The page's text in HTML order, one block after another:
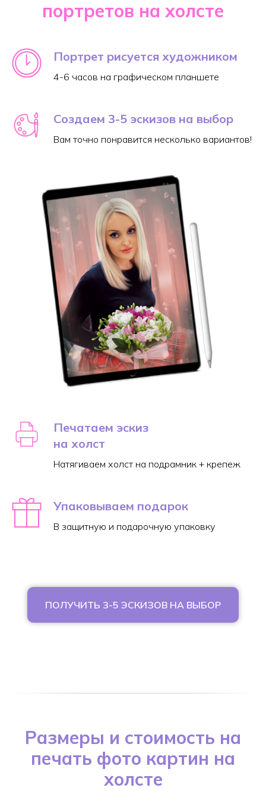
портретов на холсте
Портрет рисуется художником
4-6 часов на графическом планшете
Создаем 3-5 эскизов на выбор
Вам точно понравится несколько вариантов!
Печатаем эскиз
на холст
Натягиваем холст на подрамник + крепеж
Упаковываем подарок
В защитную и подарочную упаковку
ПОЛУЧИТЬ 3-5 ЭСКИЗОВ НА ВЫБОР
Размеры и стоимость на
печать фото картин на
холсте